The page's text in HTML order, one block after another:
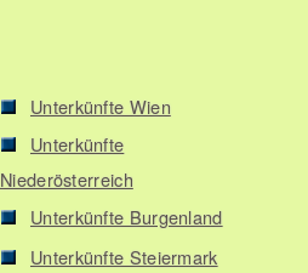
Unterkünfte Wien
Unterkünfte
Niederösterreich
Unterkünfte Burgenland
Unterkünfte Steiermark